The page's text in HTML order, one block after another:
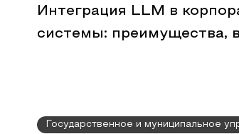
Интеграция LLM в
системы: преимущества,
Государственное и муниципальное